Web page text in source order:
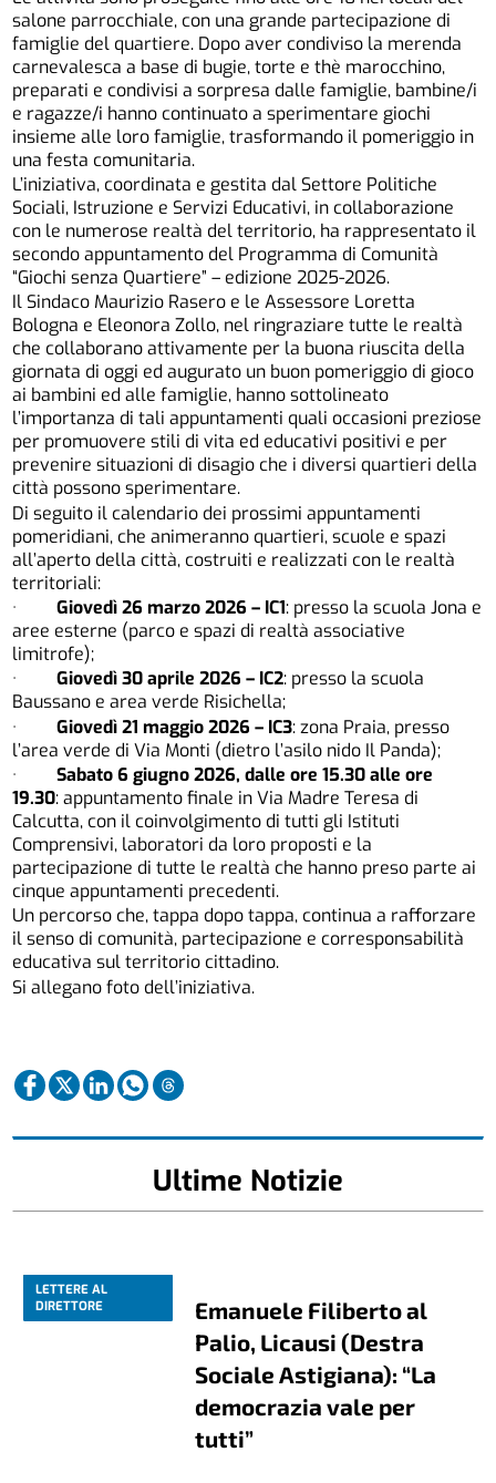
salone parrocchiale, con una grande partecipazione di
famiglie del quartiere. Dopo aver condiviso la merenda
carnevalesca a base di bugie, torte e thè marocchino,
preparati e condivisi a sorpresa dalle famiglie, bambine/i
e ragazze/i hanno continuato a sperimentare giochi
insieme alle loro famiglie, trasformando il pomeriggio in
una festa comunitaria.
L’iniziativa, coordinata e gestita dal Settore Politiche
Sociali, Istruzione e Servizi Educativi, in collaborazione
con le numerose realtà del territorio, ha rappresentato il
secondo appuntamento del Programma di Comunità
“Giochi senza Quartiere” – edizione 2025-2026.
Il Sindaco Maurizio Rasero e le Assessore Loretta
Bologna e Eleonora Zollo, nel ringraziare tutte le realtà
che collaborano attivamente per la buona riuscita della
giornata di oggi ed augurato un buon pomeriggio di gioco
ai bambini ed alle famiglie, hanno sottolineato
l’importanza di tali appuntamenti quali occasioni preziose
per promuovere stili di vita ed educativi positivi e per
prevenire situazioni di disagio che i diversi quartieri della
città possono sperimentare.
Di seguito il calendario dei prossimi appuntamenti
pomeridiani, che animeranno quartieri, scuole e spazi
all’aperto della città, costruiti e realizzati con le realtà
territoriali:
·Giovedì 26 marzo 2026 – IC1: presso la scuola Jona e
aree esterne (parco e spazi di realtà associative
limitrofe);
·Giovedì 30 aprile 2026 – IC2: presso la scuola
Baussano e area verde Risichella;
·Giovedì 21 maggio 2026 – IC3: zona Praia, presso
l’area verde di Via Monti (dietro l’asilo nido Il Panda);
·Sabato 6 giugno 2026, dalle ore 15.30 alle ore
19.30: appuntamento finale in Via Madre Teresa di
Calcutta, con il coinvolgimento di tutti gli Istituti
Comprensivi, laboratori da loro proposti e la
partecipazione di tutte le realtà che hanno preso parte ai
cinque appuntamenti precedenti.
Un percorso che, tappa dopo tappa, continua a rafforzare
il senso di comunità, partecipazione e corresponsabilità
educativa sul territorio cittadino.
Si allegano foto dell’iniziativa.
Ultime Notizie
LETTERE AL
DIRETTORE
Emanuele Filiberto al
Palio, Licausi (Destra
Sociale Astigiana): “La
democrazia vale per
tutti”